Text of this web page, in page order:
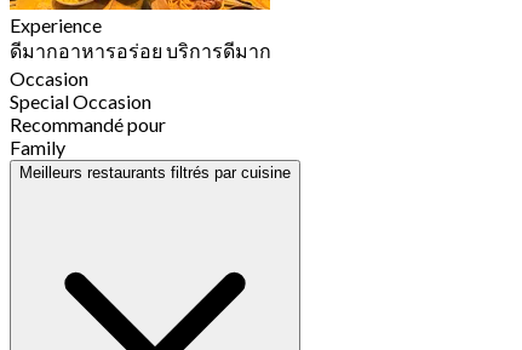
Experience
ดีมากอาหารอร่อย บริการดีมาก
Occasion
Special Occasion
Recommandé pour
Family
Meilleurs restaurants filtrés par cuisine